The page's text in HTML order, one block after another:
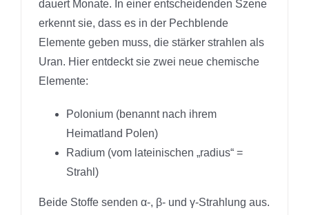
dauert Monate. In einer entscheidenden Szene
erkennt sie, dass es in der Pechblende
Elemente geben muss, die stärker strahlen als
Uran. Hier entdeckt sie zwei neue chemische
Elemente:
Polonium (benannt nach ihrem
Heimatland Polen)
Radium (vom lateinischen „radius“ =
Strahl)
Beide Stoffe senden α-, β- und γ-Strahlung aus.